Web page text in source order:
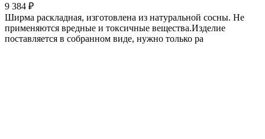
9 384 ₽
Ширма раскладная, изготовлена из натуральной сосны. Не
применяются вредные и токсичные вещества.Изделие
поставляется в собранном виде, нужно только ра